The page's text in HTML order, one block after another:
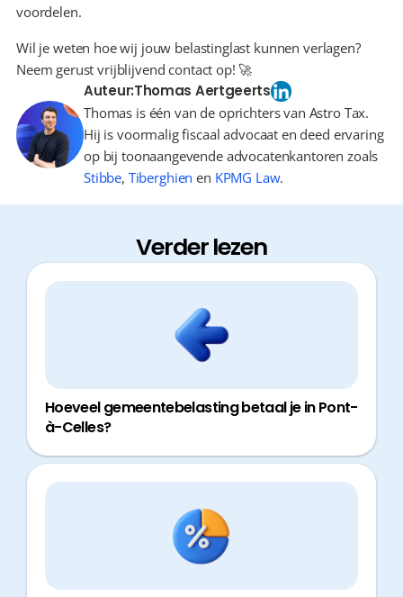
voordelen.
Wil je weten hoe wij jouw belastinglast kunnen verlagen?
Neem gerust vrijblijvend contact op! 🚀
Auteur:Thomas Aertgeerts
Thomas is één van de oprichters van Astro Tax.
Hij is voormalig fiscaal advocaat en deed ervaring
op bij toonaangevende advocatenkantoren zoals
Stibbe, Tiberghien en KPMG Law.
Verder lezen
Hoeveel gemeentebelasting betaal je in Pont-
à-Celles?